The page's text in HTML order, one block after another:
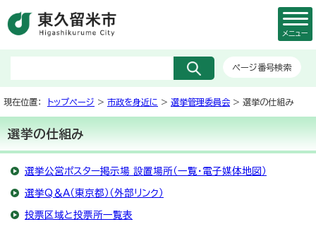
ページ番号検索
メニュー
現在位置： トップページ > 市政を身近に > 選挙管理委員会 > 選挙の仕組み
選挙の仕組み
選挙公営ポスター掲示場 設置場所（一覧・電子媒体地図）
選挙Q＆A（東京都）（外部リンク）
投票区域と投票所一覧表